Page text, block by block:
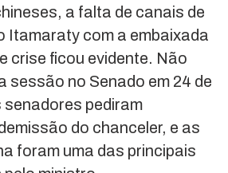
a falta de canais de
Itamaraty com a embaixada
crise ficou evidente. Não
sessão no Senado em 24 de
pediram
do chanceler, e as
foram uma das principais